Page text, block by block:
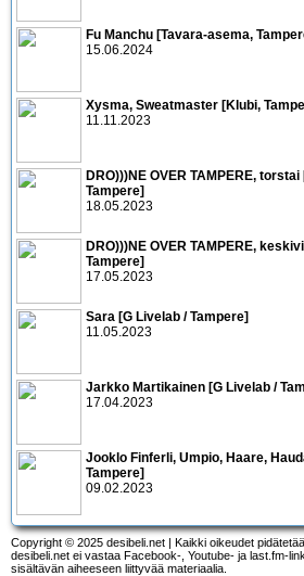
Fu Manchu [Tavara-asema,
15.06.2024
Xysma, Sweatmaster [Klubi,
11.11.2023
DRO)))NE OVER TAMPERE,
Tampere]
18.05.2023
DRO)))NE OVER TAMPERE,
Tampere]
17.05.2023
Sara [G Livelab / Tampere]
11.05.2023
Jarkko Martikainen [G Livelab /
17.04.2023
Jooklo Finferli, Umpio, Haare,
Tampere]
09.02.2023
Copyright © 2025 desibeli.net | Kaikki oikeudet
desibeli.net ei vastaa Facebook-, Youtube- ja last.fm-
sisältävän aiheeseen liittyvää materiaalia.